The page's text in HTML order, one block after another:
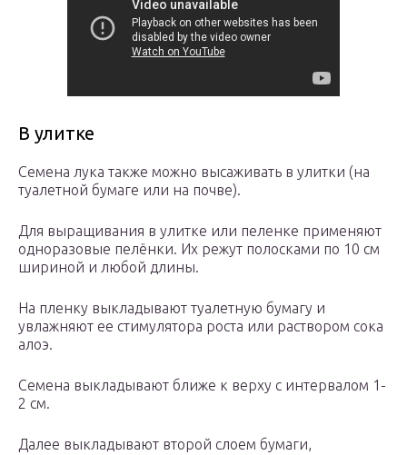
В улитке
Семена лука также можно высаживать в улитки (на
туалетной бумаге или на почве).
Для выращивания в улитке или пеленке применяют
одноразовые пелёнки. Их режут полосками по 10 см
шириной и любой длины.
На пленку выкладывают туалетную бумагу и
увлажняют ее стимулятора роста или раствором сока
алоэ.
Семена выкладывают ближе к верху с интервалом 1-
2 см.
Далее выкладывают второй слоем бумаги,